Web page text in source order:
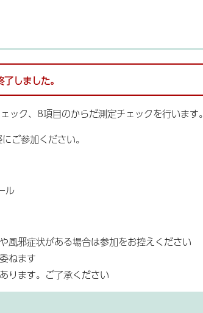
しました。
ク、8項目のからだ測定チェックを行います。
ご参加ください。
ル
風邪症状がある場合は参加をお控えください
ねます
ります。ご了承ください